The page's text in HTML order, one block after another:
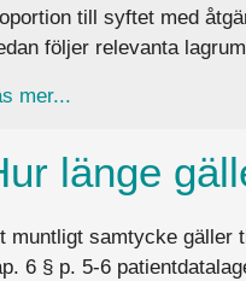
till syftet med
följer relevanta
mer...
länge
muntligt samtycke gäller
6 § p. 5-6